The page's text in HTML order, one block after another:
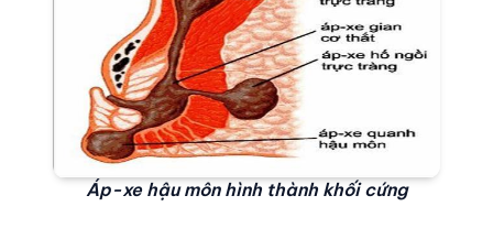
Áp-xe hậu môn hình thành khối cứng